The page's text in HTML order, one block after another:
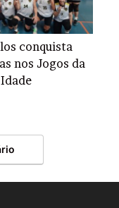
conquista
nos Jogos da